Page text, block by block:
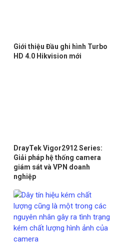
Giới thiệu Đầu ghi hình Turbo
HD 4.0 Hikvision mới
DrayTek Vigor2912 Series:
Giải pháp hệ thống camera
giám sát và VPN doanh
nghiệp